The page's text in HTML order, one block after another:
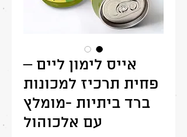
אייס לימון ליים –
פחית תרכיז למכונות
ברד ביתיות -מומלץ
עם אלכוהול